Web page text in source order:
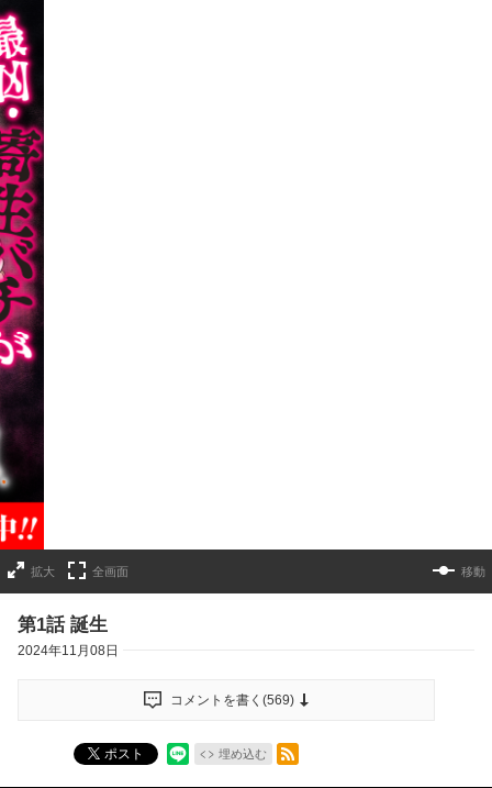
拡大 全画面 移動
第1話 誕生
2024年11月08日
コメントを書く(569)
ポスト 埋め込む
RSSフィード